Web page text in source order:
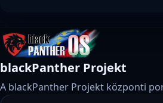
blackPanther Projekt
A blackPanther Projekt központi